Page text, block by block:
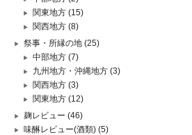
関東地方 (15)
関西地方 (8)
祭事・所縁の地 (25)
中部地方 (7)
九州地方・沖縄地方 (3)
関西地方 (3)
関東地方 (12)
麹レビュー (46)
味醂レビュー(酒類) (5)